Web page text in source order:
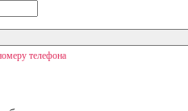
телефона